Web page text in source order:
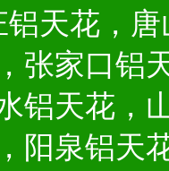
天花，
张家口铝
铝天花，
阳泉铝天